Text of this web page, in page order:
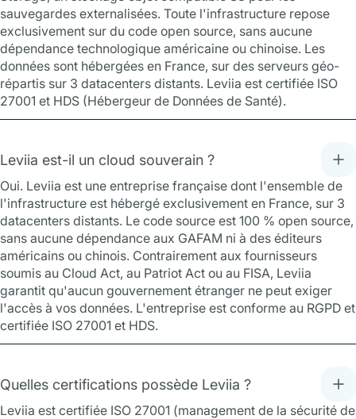
sauvegardes externalisées. Toute l'infrastructure repose
exclusivement sur du code open source, sans aucune
dépendance technologique américaine ou chinoise. Les
données sont hébergées en France, sur des serveurs géo-
répartis sur 3 datacenters distants. Leviia est certifiée ISO
27001 et HDS (Hébergeur de Données de Santé).
Leviia est-il un cloud souverain ?
Oui. Leviia est une entreprise française dont l'ensemble de
l'infrastructure est hébergé exclusivement en France, sur 3
datacenters distants. Le code source est 100 % open source,
sans aucune dépendance aux GAFAM ni à des éditeurs
américains ou chinois. Contrairement aux fournisseurs
soumis au Cloud Act, au Patriot Act ou au FISA, Leviia
garantit qu'aucun gouvernement étranger ne peut exiger
l'accès à vos données. L'entreprise est conforme au RGPD et
certifiée ISO 27001 et HDS.
Quelles certifications possède Leviia ?
Leviia est certifiée ISO 27001 (management de la sécurité de